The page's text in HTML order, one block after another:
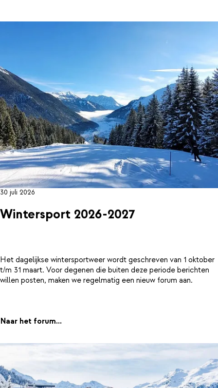
30 juli 2026
Wintersport 2026-2027
Het dagelijkse wintersportweer wordt geschreven van 1 oktober
t/m 31 maart. Voor degenen die buiten deze periode berichten
willen posten, maken we regelmatig een nieuw forum aan.
Naar het forum...